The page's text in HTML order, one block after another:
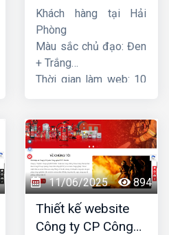
Khách hàng tại Hải
Phòng
Màu sắc chủ đạo: Đen
+ Trắng
Thời gian làm web: 10
11/06/2025 894
Thiết kế website
Công ty CP Công